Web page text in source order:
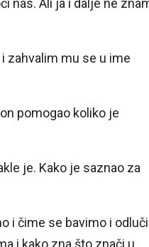
nas. Ali ja i dalje ne
zahvalim mu se u ime
pomogao koliko je
je. Kako je saznao za
i čime se bavimo i
i kako zna što znači u